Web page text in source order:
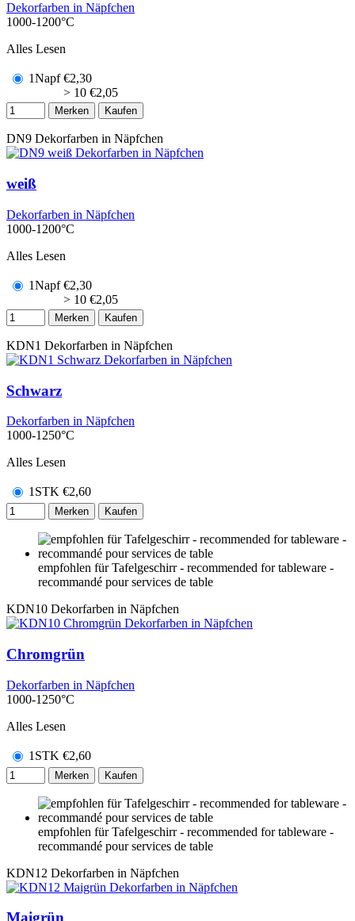
Dekorfarben in Näpfchen
1000-1200°C
Alles Lesen
1Napf €2,30
> 10 €2,05
Merken Kaufen
DN9 Dekorfarben in Näpfchen
weiß
Dekorfarben in Näpfchen
1000-1200°C
Alles Lesen
1Napf €2,30
> 10 €2,05
Merken Kaufen
KDN1 Dekorfarben in Näpfchen
Schwarz
Dekorfarben in Näpfchen
1000-1250°C
Alles Lesen
1STK €2,60
Merken Kaufen
empfohlen für Tafelgeschirr - recommended for tableware -
recommandé pour services de table
KDN10 Dekorfarben in Näpfchen
Chromgrün
Dekorfarben in Näpfchen
1000-1250°C
Alles Lesen
1STK €2,60
Merken Kaufen
empfohlen für Tafelgeschirr - recommended for tableware -
recommandé pour services de table
KDN12 Dekorfarben in Näpfchen